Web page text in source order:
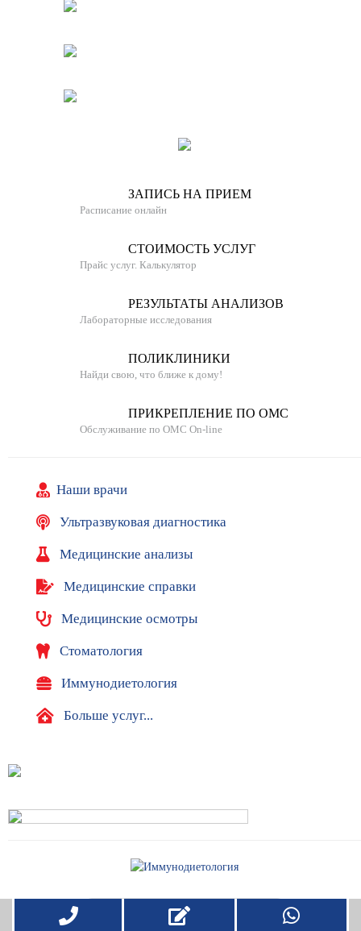
ЗАПИСЬ НА ПРИЕМ
Расписание онлайн
СТОИМОСТЬ УСЛУГ
Прайс услуг. Калькулятор
РЕЗУЛЬТАТЫ АНАЛИЗОВ
Лабораторные исследования
ПОЛИКЛИНИКИ
Найди свою, что ближе к дому!
ПРИКРЕПЛЕНИЕ ПО ОМС
Обслуживание по ОМС On-line
Наши врачи
Ультразвуковая диагностика
Медицинские анализы
Медицинские справки
Медицинские осмотры
Стоматология
Иммунодиетология
Больше услуг...